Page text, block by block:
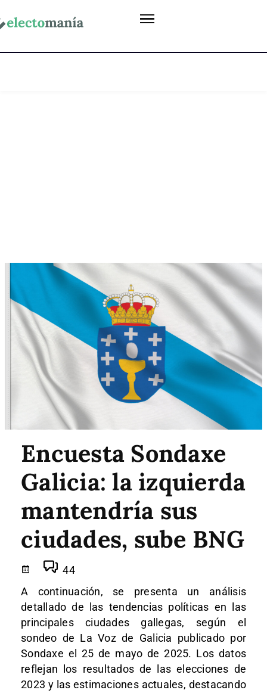
Encuesta Sondaxe
Galicia: la izquierda
mantendría sus
ciudades, sube BNG
44
A continuación, se presenta un análisis
detallado de las tendencias políticas en las
principales ciudades gallegas, según el
sondeo de La Voz de Galicia publicado por
Sondaxe el 25 de mayo de 2025. Los datos
reflejan los resultados de las elecciones de
2023 y las estimaciones actuales, destacando